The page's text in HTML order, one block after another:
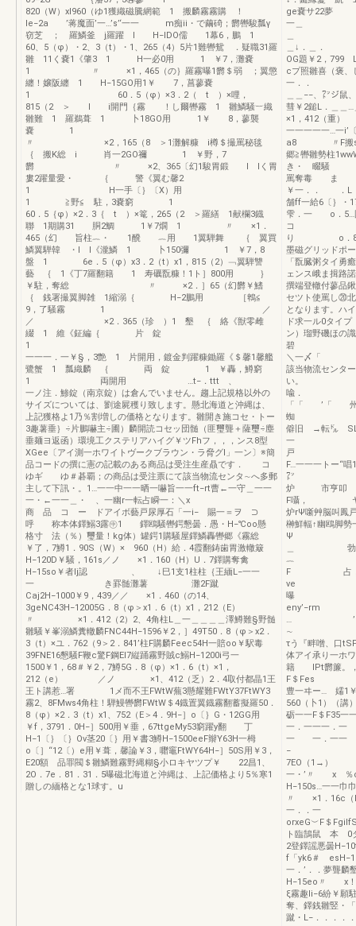
820（W）xl960（ゆ1獲織磁騰網範 1 搬麟霧霧購 ！
le−2a ’蒋魔面’一…’s’‘一一 m痴ii・で繭碕；欝轡駿瓢γ
窃芝 ； 羅鱗釜 j羅躍 I H−IDO儒 1幕6，鵬 1
60、5（φ）・2、3（t）・1、265（4）5片1難轡鴛 ．疑職31羅
雛 11く嚢1《肇3 1 H一必0用 1 ￥7，灘嚢
1 〃 ×1，465（の｝羅霧曝1欝＄弱 ；翼懲
纏！嬢阪纏 1 H−15GO用1￥ 7，菖蓼嚢
1 60．5（φ）×3．2（ t ）×哩，
815（2 ＞ I i開門｛霧 ！し爾轡霧 1 雛鱗騒︸織
雛難 1 羅鵜葺 1 卜18GO用 1￥ 8，蓼襲
嚢 1
〃 ×2，165（8 ＞1灘解糠 i樽＄撮罵秘毯
｛ 搬K総 i 肖一2GO禰 1 ￥野，7
欝 〃 ×2、365〔幻1駿胃鍛 l lく胃
婁2躍量愛・ ｛ 警《翼む馨2
1 H一手〔｝〔X）用
1 ≧野≦ 駐，3嚢窮 1
60．5｛φ）×2．3｛ t ）×篭，265（2 ＞羅繕 1献欄3鐡
聯 1期購31 胴2鯛 1￥7燗 1 〃 ×1．
465（幻 旨柱︷・ 1醗 ︷用 1翼騨舞 ｛ 翼買
鱗翼騨韓 ・l l《瀧鱗 1 卜150彌 1 ￥7，8
盤 1 6e．5（φ）x3．2（t）x1，815（2）﹁翼騨讐
藝 ｛ 1《丁7羅翻籍 1 寿礪翫糠！1ト］800用 ｝
￥駐，奪総 〃 ×2．］65（幻欝￥鰭
｛ 銭署撮翼脚雑 1縮溺｛ H−2鵬用 ［鵯≦
9，了騒霧 1 ／
／ ×2．365（珍 ）1 墾 ｛ 絡《獣零雌
綴 1 維《鉦編｛ 片 錠
1
一一一．一￥§，3艶 1 片開用，鍍金判躍糠鋤羅《＄馨1馨艦
鷺蟹 1 瓢織麟 ｛ 両 錠 1 ￥轟，鱒窮
1 両開用 …t−．ttt 、
一ノ注．鯵錠（南京錠）は倉んでいません。趨上記規格以外の
サイズについては、劉途屍穫り致します。懸北海道と沖縄は、
上記獲格よ1乃％割増しの価格となります。雛開き施コセ・トー
3趣薯垂｝÷片鵬嚇主÷圃）麟開読コセッ団髄（匪璽聾＋薩璽÷塵
垂麺ヨ返函）環境工クステリアハイグ￥ツFhフ，，，ンス8型
XGee〔アイ測一ホワイトヴークブラウン・ラ脅グl」一ン〕※簡
品コードの撰に憲の記載のある商品は受注生産贔です． コ
ゆギ ゆ＃碁覇；の商品は受注票にて該当物流センタ∼へ多郵
主して下訊・。1…一一中一一晒一嚇旨一一ft−rt曹←一守＿一一
一・←一一＿・ 、一幽r一転占瞬一：＼x
商 品 コ ー ドアイボ藝戸尿厚石「一i− 賜一＝ヲ ⊃
呼 称本体鐸鰯3露㊥1 鐸鴎騒轡鍔懇曇．愚・H−℃oo懸
格寸 法（％）璽量！kg体）罐鍔1購騒屋鐸鱗轟轡郷《霧総
￥了，7鱒1．90S（W）× 960（H）給．4霞翻鋳歯胃激轍簸
H−120D￥騒，161s／ノ ×1．160（H）U．7鐸購奪禽
H−15so￥者lj認 、 ↓巳1支1柱柱｛王緬L−一一
一 き罫髄灘薯 灘2F蹴
Caj2H−1000￥9，439／／ ×1．460（の14、
3geNC43H−12005G．8（φ＞x1．6（t）x1，212（E）
〃 ×1．412（2）2、4角柱L＿一＿＿＿＿澤鱒難§野髄
雛騒￥峯溺鱗糞轍麟FNC44H−1596￥2，］49T50．8（φ＞x2．
3（t）×ユ．762（9＞2．841’柱F購麟Feec54H一賠oo￥駅毒
39FNE16懇騒F鞭c驚F鋼EI7縦踊霧野賊c鰯H−1200i弓一
1500￥1，68＃￥2，7鱒5G．8（φ）×1．6（t）×1，
212（e） ／ノ ×1、412（乏）2．4取付都晶1王
王ト講惹…署 1メ而不王FWtW蕪3懸耀難FWtY37FtWY3
霧2、8FMws4角柱！騨鰻轡欝FWtW＄4鐡置翼鐡霧翻蓄擬羅50．
8（φ）×2．3（t）x1、752（E＞4．9H−］o〔｝G・12GG用
￥f，3791．0H−］500用￥垂，67ttgeMy53窮躍y翻 丁
H−1〔｝〔｝Ov茎20〔｝用￥書3鱒H−1500eeF辮Y63H一栂
o〔］“12〔）e用￥葺，馨論￥3，囎竈FtWY64H−］50S用￥3，
E20額 品罪閥＄雛鱗難霧野縄糊§小ロキヤツプ￥ 22昌1、
2O．7e．81．31．5曝磁北海道と沖縄は、上記価格より5％寒1
贈しの緬格とな1球す。u
ge嚢サ22夢
一＿
＿↓．
OG題￥2，799
cプ照雛喜（褒、
一．． 2本
＿＿−−、㍗
彗￥2鎚L．
×1，
一一一一一…
a8 〃F搬s22
郷≧轡雛勢柱
き・
罵奪毒 ま 灘
￥一．． ．L
舗ff一給6〔｝・
雫．一 o．5…
コ
り o．8鑑蠣
墨磁グリッドポ
「翫臓粥タイ勇
ェンス峨ま揖路
撰端登轍付蓼品
セツト使罵し⑳
となります。ハ
ド求一ル0タイ
ン）瑠野磯ほの
＼一〆「
該当物流センタ
い。 、
「「 ’「 州
僻旧 →転㌦
戸 r陽 r
F…一一一トー“
㍗
炉 市亨叩
F囁， ヤ
炉rΨ噺艸脳叫
榊鮮輻↑幽鴎脚
＿ 勃’
F 占，
ve
曝 「 P■
… ’rt−T十
∼ ．
τう『畔噌、口
体アイ承り一ホ
籍 lPt欝簾。
F＄Fes
豊一ヰー… 嬬1
560（卜1）（講
砺一一F＄F35一
一．一一一
一 一．一一 ト
−
7EO（1→
一・’〃 x ％o
H−150s…一一
〃 ×1．16c（
一．．
orxeG︶F＄
ト臨鵠鼠 本 0
2登鐸謡悪曇
f「yk6＃
一．’．．夢聾麟
H−15eo〃 x！
ξ霧趣li−6紛￥
奪、鐸銭雛
蹴・L−．．